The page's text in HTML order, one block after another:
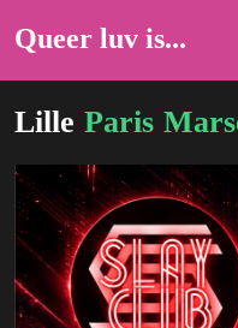
Queer luv is...
Lille Paris